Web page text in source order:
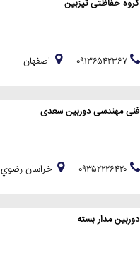
گروه حفاظتی تیزبین
اصفهان
فنی مهندسی دوربین سعدی
خراسان رضوي
دوربین مدار بسته